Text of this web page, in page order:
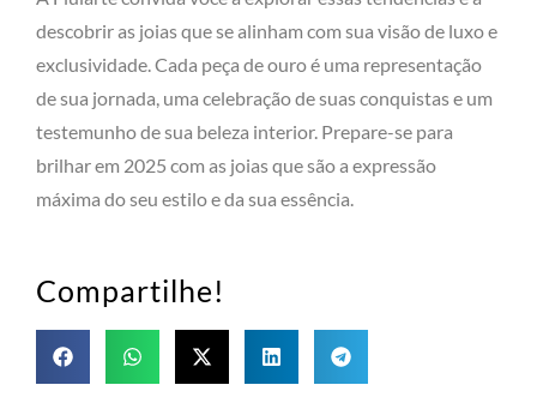
descobrir as joias que se alinham com sua visão de luxo e
exclusividade. Cada peça de ouro é uma representação
de sua jornada, uma celebração de suas conquistas e um
testemunho de sua beleza interior. Prepare-se para
brilhar em 2025 com as joias que são a expressão
máxima do seu estilo e da sua essência.
Compartilhe!